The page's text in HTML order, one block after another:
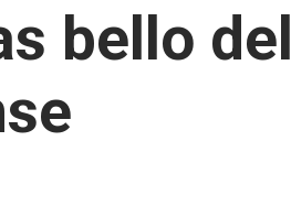
bello del